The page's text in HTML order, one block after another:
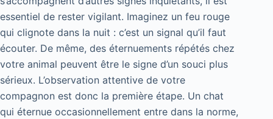
essentiel de rester vigilant. Imaginez un feu rouge
qui clignote dans la nuit : c’est un signal qu’il faut
écouter. De même, des éternuements répétés chez
votre animal peuvent être le signe d’un souci plus
sérieux. L’observation attentive de votre
compagnon est donc la première étape. Un chat
qui éternue occasionnellement entre dans la norme,